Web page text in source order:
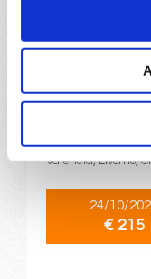
Valencia, Livorno,
24/10/
€ 215